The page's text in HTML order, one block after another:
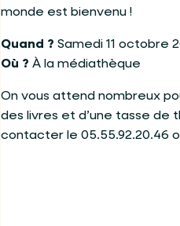
monde est bienvenu !
Quand ? Samedi 11 octobre
Où ? À la médiathèque
On vous attend nombreux
des livres et d’une tasse de
contacter le 05.55.92.20.46